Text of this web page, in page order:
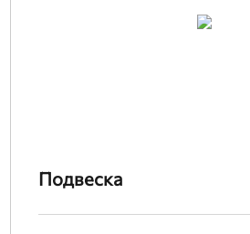
Подвеска